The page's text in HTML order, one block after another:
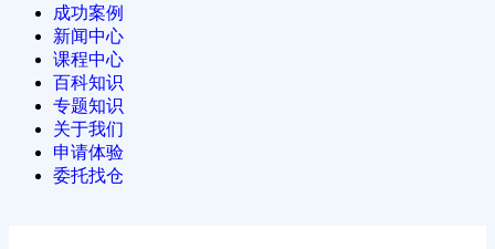
成功案例
新闻中心
课程中心
百科知识
专题知识
关于我们
申请体验
委托找仓